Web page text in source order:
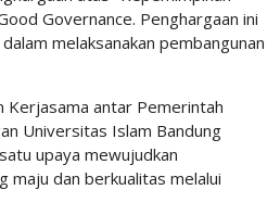
Governance. Penghargaan ini
melaksanakan pembangunan
Kerjasama antar Pemerintah
Universitas Islam Bandung
upaya mewujudkan
maju dan berkualitas melalui